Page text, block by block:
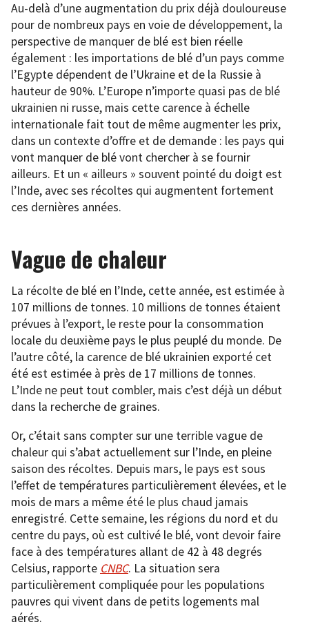
Au-delà d’une augmentation du prix déjà douloureuse
pour de nombreux pays en voie de développement, la
perspective de manquer de blé est bien réelle
également : les importations de blé d’un pays comme
l’Egypte dépendent de l’Ukraine et de la Russie à
hauteur de 90%. L’Europe n’importe quasi pas de blé
ukrainien ni russe, mais cette carence à échelle
internationale fait tout de même augmenter les prix,
dans un contexte d’offre et de demande : les pays qui
vont manquer de blé vont chercher à se fournir
ailleurs. Et un « ailleurs » souvent pointé du doigt est
l’Inde, avec ses récoltes qui augmentent fortement
ces dernières années.
Vague de chaleur
La récolte de blé en l’Inde, cette année, est estimée à
107 millions de tonnes. 10 millions de tonnes étaient
prévues à l’export, le reste pour la consommation
locale du deuxième pays le plus peuplé du monde. De
l’autre côté, la carence de blé ukrainien exporté cet
été est estimée à près de 17 millions de tonnes.
L’Inde ne peut tout combler, mais c’est déjà un début
dans la recherche de graines.
Or, c’était sans compter sur une terrible vague de
chaleur qui s’abat actuellement sur l’Inde, en pleine
saison des récoltes. Depuis mars, le pays est sous
l’effet de températures particulièrement élevées, et le
mois de mars a même été le plus chaud jamais
enregistré. Cette semaine, les régions du nord et du
centre du pays, où est cultivé le blé, vont devoir faire
face à des températures allant de 42 à 48 degrés
Celsius, rapporte CNBC. La situation sera
particulièrement compliquée pour les populations
pauvres qui vivent dans de petits logements mal
aérés.